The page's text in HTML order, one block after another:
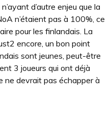
d’autre enjeu que la
n’étaient pas à 100%, ce
pour les finlandais. La
encore, un bon point
sont jeunes, peut-être
3 joueurs qui ont déjà
ne devrait pas échapper à